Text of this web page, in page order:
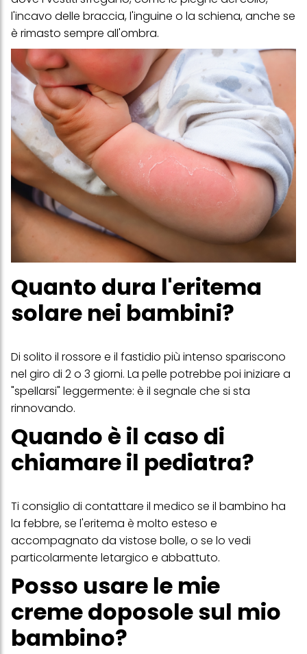
l'incavo delle braccia, l'inguine o la schiena, anche se
è rimasto sempre all'ombra.
Quanto dura l'eritema
solare nei bambini?
Di solito il rossore e il fastidio più intenso spariscono
nel giro di 2 o 3 giorni. La pelle potrebbe poi iniziare a
"spellarsi" leggermente: è il segnale che si sta
rinnovando.
Quando è il caso di
chiamare il pediatra?
Ti consiglio di contattare il medico se il bambino ha
la febbre, se l'eritema è molto esteso e
accompagnato da vistose bolle, o se lo vedi
particolarmente letargico e abbattuto.
Posso usare le mie
creme doposole sul mio
bambino?